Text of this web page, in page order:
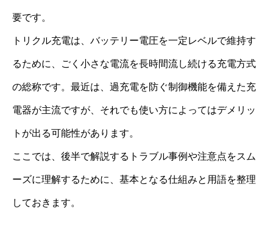
要です。
トリクル充電は、バッテリー電圧を一定レベルで維持す
るために、ごく小さな電流を長時間流し続ける充電方式
の総称です。最近は、過充電を防ぐ制御機能を備えた充
電器が主流ですが、それでも使い方によってはデメリッ
トが出る可能性があります。
ここでは、後半で解説するトラブル事例や注意点をスム
ーズに理解するために、基本となる仕組みと用語を整理
しておきます。